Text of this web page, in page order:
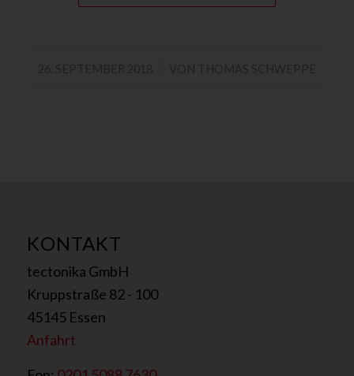
KONTAKT
tectonika GmbH
Kruppstraße 82 - 100
45145 Essen
Anfahrt